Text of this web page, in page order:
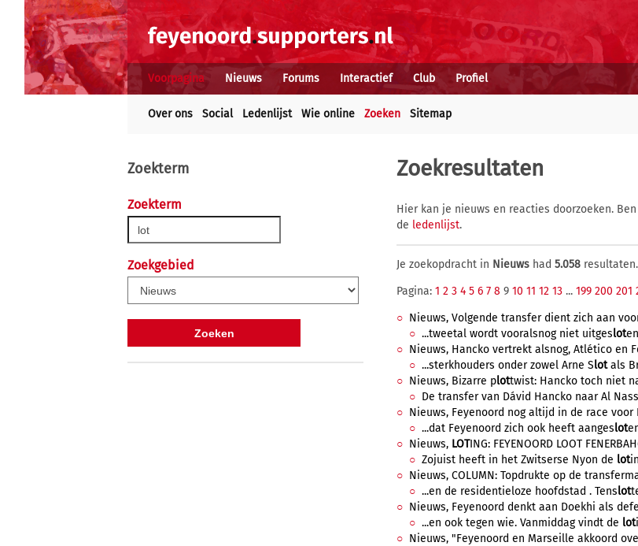
Voorpagina Nieuws Forums Interactief Club Profiel
Over ons Social Ledenlijst Wie online Zoeken Sitemap
Zoekterm
Zoekterm
Zoekgebied
Zoekresultaten
Hier kan je nieuws en reacties doorzoeken.
de ledenlijst.
Je zoekopdracht in Nieuws had 5.058 resultaten.
Pagina: 1 2 3 4 5 6 7 8 9 10 11 12 13 ... 199 200 201
Nieuws, Volgende transfer dient zich aan
...tweetal wordt vooralsnog niet uitgeslot
Nieuws, Hancko vertrekt alsnog, Atlético en
...sterkhouders onder zowel Arne Slotals
Nieuws, Bizarre plottwist: Hancko toch niet
De transfer van Dávid Hancko naar Al
Nieuws, Feyenoord nog altijd in de race voor
...dat Feyenoord zich ook heeft aangeslot
Nieuws, LOTING: FEYENOORD LOOT
Zojuist heeft in het Zwitserse Nyon de lot
Nieuws, COLUMN: Topdrukte op de
...en de residentieloze hoofdstad . Tenslot
Nieuws, Feyenoord denkt aan Doekhi als
...en ook tegen wie. Vanmiddag vindt de lot
Nieuws, "Feyenoord en Marseille akkoord